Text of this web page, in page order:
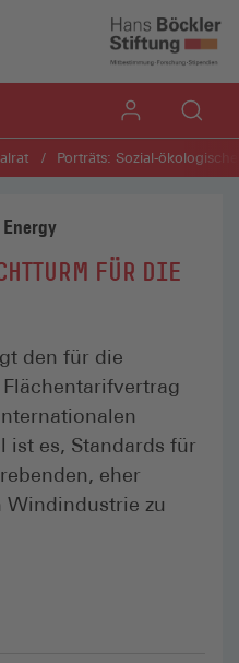
Direkt zum Inhaltsbereich
Direkt zum Fußbereich
Porträts: Sozial-
Energy
FÜR DIE
den für die
ist es, Standards für
eher
zu